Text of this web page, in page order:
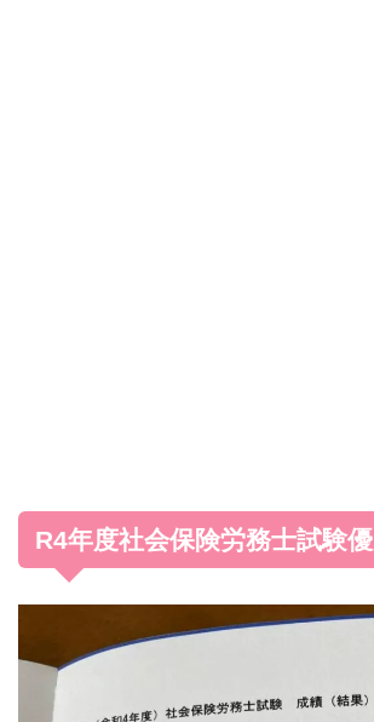
R4年度社会保険労務士試験優